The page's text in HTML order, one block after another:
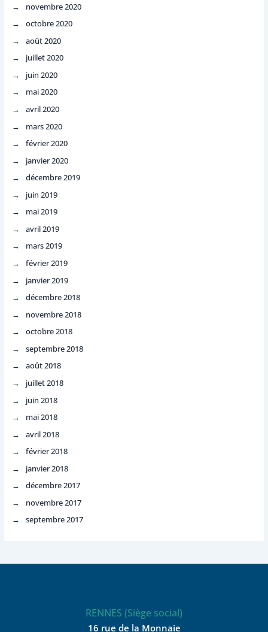
novembre 2020
octobre 2020
août 2020
juillet 2020
juin 2020
mai 2020
avril 2020
mars 2020
février 2020
janvier 2020
décembre 2019
juin 2019
mai 2019
avril 2019
mars 2019
février 2019
janvier 2019
décembre 2018
novembre 2018
octobre 2018
septembre 2018
août 2018
juillet 2018
juin 2018
mai 2018
avril 2018
février 2018
janvier 2018
décembre 2017
novembre 2017
septembre 2017
RENNES (Siège social)
16 rue de la Monnaie